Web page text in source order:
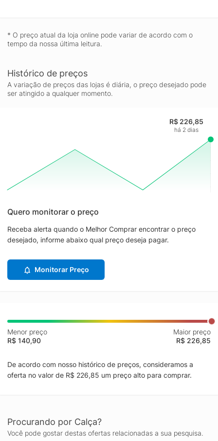
* O preço atual da loja online pode variar de acordo com o
tempo da nossa última leitura.
Histórico de preços
A variação de preços das lojas é diária, o preço desejado pode
ser atingido a qualquer momento.
R$ 226,85
há 2 dias
Quero monitorar o preço
Receba alerta quando o Melhor Comprar encontrar o preço
desejado, informe abaixo qual preço deseja pagar.
Monitorar Preço
Menor preço
R$ 140,90
Maior preço
R$ 226,85
De acordo com nosso histórico de preços, consideramos a
oferta no valor de R$ 226,85 um preço alto para comprar.
Procurando por Calça?
Você pode gostar destas ofertas relacionadas a sua pesquisa.